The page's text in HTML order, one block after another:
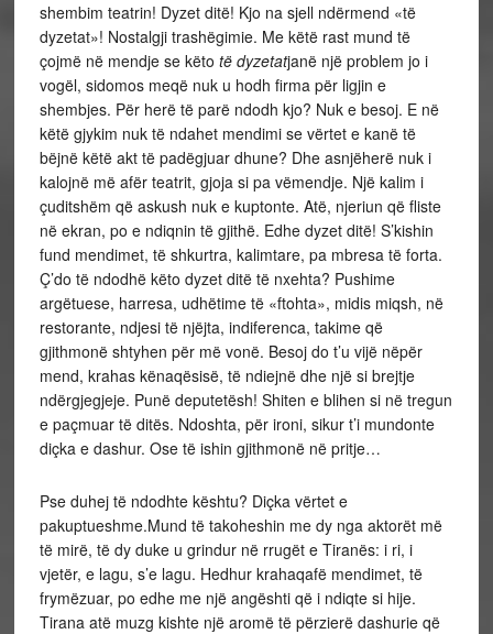
shembim teatrin! Dyzet ditë! Kjo na sjell ndërmend «të
dyzetat»! Nostalgji trashëgimie. Me këtë rast mund të
çojmë në mendje se këto të dyzetatjanë një problem jo i
vogël, sidomos meqë nuk u hodh firma për ligjin e
shembjes. Për herë të parë ndodh kjo? Nuk e besoj. E në
këtë gjykim nuk të ndahet mendimi se vërtet e kanë të
bëjnë këtë akt të padëgjuar dhune? Dhe asnjëherë nuk i
kalojnë më afër teatrit, gjoja si pa vëmendje. Një kalim i
çuditshëm që askush nuk e kuptonte. Atë, njeriun që fliste
në ekran, po e ndiqnin të gjithë. Edhe dyzet ditë! S’kishin
fund mendimet, të shkurtra, kalimtare, pa mbresa të forta.
Ç’do të ndodhë këto dyzet ditë të nxehta? Pushime
argëtuese, harresa, udhëtime të «ftohta», midis miqsh, në
restorante, ndjesi të njëjta, indiferenca, takime që
gjithmonë shtyhen për më vonë. Besoj do t’u vijë nëpër
mend, krahas kënaqësisë, të ndiejnë dhe një si brejtje
ndërgjegjeje. Punë deputetësh! Shiten e blihen si në tregun
e paçmuar të ditës. Ndoshta, për ironi, sikur t’i mundonte
diçka e dashur. Ose të ishin gjithmonë në pritje…
Pse duhej të ndodhte kështu? Diçka vërtet e
pakuptueshme.Mund të takoheshin me dy nga aktorët më
të mirë, të dy duke u grindur në rrugët e Tiranës: i ri, i
vjetër, e lagu, s’e lagu. Hedhur krahaqafë mendimet, të
frymëzuar, po edhe me një angështi që i ndiqte si hije.
Tirana atë muzg kishte një aromë të përzierë dashurie që